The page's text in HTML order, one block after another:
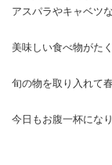
アスパラやキャベツ
美味しい食べ物がた
旬の物を取り入れて
今日もお腹一杯にな